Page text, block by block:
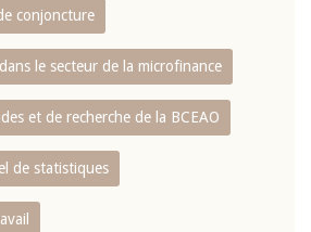
conjoncture
le secteur de la microfinance
et de recherche de la BCEAO
de statistiques